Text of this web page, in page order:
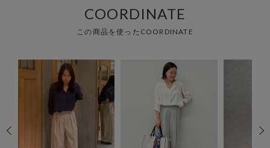
COORDINATE
この商品を使ったCOORDINATE